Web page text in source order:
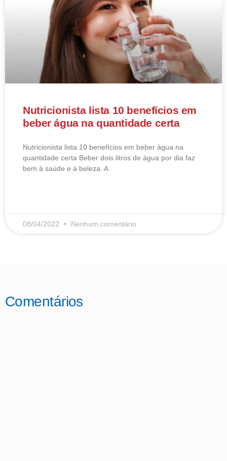
Nutricionista lista 10 benefícios em
beber água na quantidade certa
Nutricionista lista 10 benefícios em beber água na
quantidade certa Beber dois litros de água por dia faz
bem à saúde e à beleza. A
08/04/2022 Nenhum comentário
Comentários